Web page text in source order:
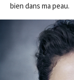
bien dans ma peau.